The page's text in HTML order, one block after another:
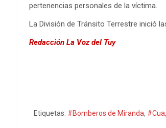
pertenencias personales de la víctima.
La División de Tránsito Terrestre inició
Redacción La Voz del Tuy
Etiquetas: #Bomberos de Miranda, #Cua,